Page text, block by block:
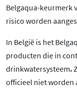
Belgaqua-keurmerk
risico worden
In België is het
producten die in
drinkwatersysteem.
officieel niet worden